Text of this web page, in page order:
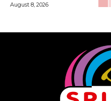
August 8, 2026